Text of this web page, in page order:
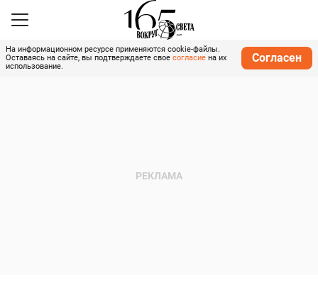
На информационном ресурсе применяются cookie-файлы.
Оставаясь на сайте, вы подтверждаете свое согласие на их
использование.
Согласен